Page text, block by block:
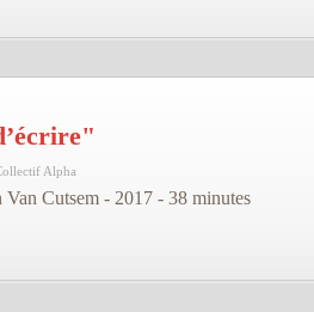
Alpha
Cutsem - 2017 - 38 minutes